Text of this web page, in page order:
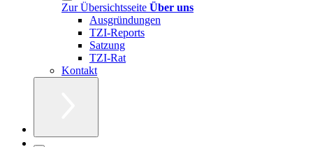
Zur Übersichtsseite Über uns
Ausgründungen
TZI-Reports
Satzung
TZI-Rat
Kontakt